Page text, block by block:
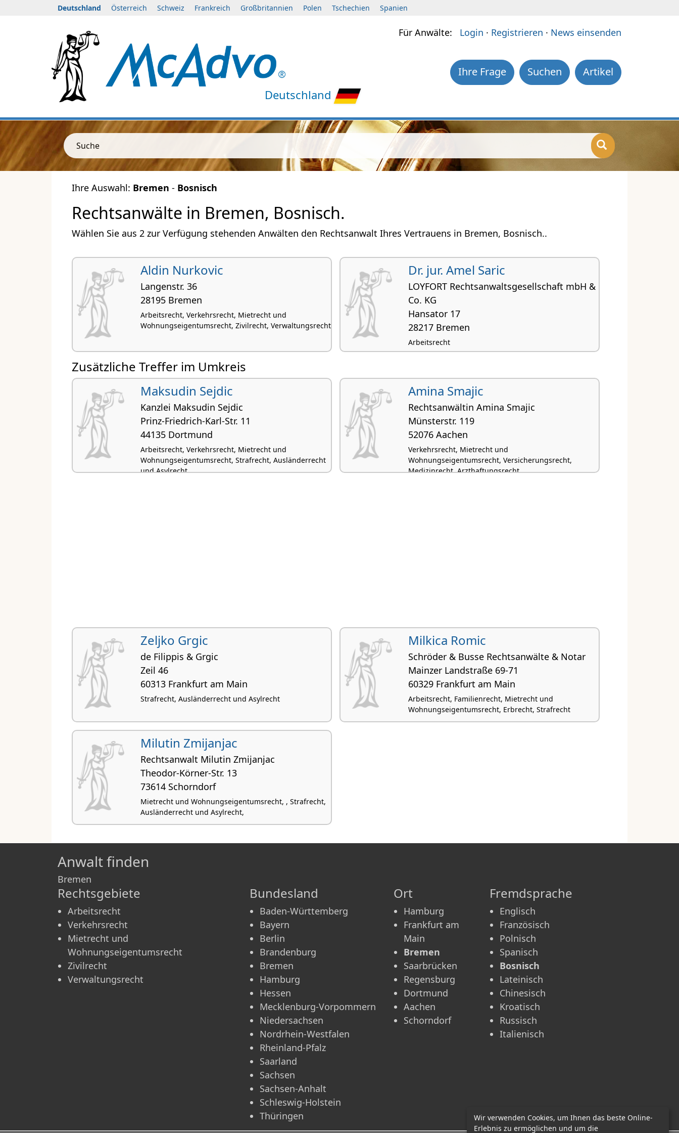
Deutschland Österreich Schweiz Frankreich Großbritannien Polen Tschechien Spanien
Deutschland
Für Anwälte: Login · Registrieren · News einsenden
Artikel
Suchen
Ihre Frage
Suche
Ihre Auswahl: Bremen - Bosnisch
Rechtsanwälte in Bremen, Bosnisch.
Wählen Sie aus 2 zur Verfügung stehenden Anwälten den Rechtsanwalt Ihres Vertrauens in Bremen, Bosnisch..
Aldin Nurkovic
Langenstr. 36
28195 Bremen
Arbeitsrecht, Verkehrsrecht, Mietrecht und
Wohnungseigentumsrecht, Zivilrecht, Verwaltungsrecht
Dr. jur. Amel Saric
LOYFORT Rechtsanwaltsgesellschaft mbH &
Co. KG
Hansator 17
28217 Bremen
Arbeitsrecht
Zusätzliche Treffer im Umkreis
Maksudin Sejdic
Kanzlei Maksudin Sejdic
Prinz-Friedrich-Karl-Str. 11
44135 Dortmund
Arbeitsrecht, Verkehrsrecht, Mietrecht und
Wohnungseigentumsrecht, Strafrecht, Ausländerrecht
und Asylrecht
Amina Smajic
Rechtsanwältin Amina Smajic
Münsterstr. 119
52076 Aachen
Verkehrsrecht, Mietrecht und
Wohnungseigentumsrecht, Versicherungsrecht,
Medizinrecht, Arzthaftungsrecht
Zeljko Grgic
de Filippis & Grgic
Zeil 46
60313 Frankfurt am Main
Strafrecht, Ausländerrecht und Asylrecht
Milkica Romic
Schröder & Busse Rechtsanwälte & Notar
Mainzer Landstraße 69-71
60329 Frankfurt am Main
Arbeitsrecht, Familienrecht, Mietrecht und
Wohnungseigentumsrecht, Erbrecht, Strafrecht
Milutin Zmijanjac
Rechtsanwalt Milutin Zmijanjac
Theodor-Körner-Str. 13
73614 Schorndorf
Mietrecht und Wohnungseigentumsrecht, , Strafrecht,
Ausländerrecht und Asylrecht,
Anwalt finden
Bremen
Rechtsgebiete
Arbeitsrecht
Verkehrsrecht
Mietrecht und
Wohnungseigentumsrecht
Zivilrecht
Verwaltungsrecht
Bundesland
Baden-Württemberg
Bayern
Berlin
Brandenburg
Bremen
Hamburg
Hessen
Mecklenburg-Vorpommern
Niedersachsen
Nordrhein-Westfalen
Rheinland-Pfalz
Saarland
Sachsen
Sachsen-Anhalt
Schleswig-Holstein
Thüringen
Ort
Hamburg
Frankfurt am
Main
Bremen
Saarbrücken
Regensburg
Dortmund
Aachen
Schorndorf
Fremdsprache
Englisch
Französisch
Polnisch
Spanisch
Bosnisch
Lateinisch
Chinesisch
Kroatisch
Russisch
Italienisch
Wir verwenden Cookies, um Ihnen das beste Online-
Erlebnis zu ermöglichen und um die